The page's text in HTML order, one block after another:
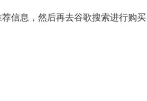
信息，然后再去谷歌搜索进行购